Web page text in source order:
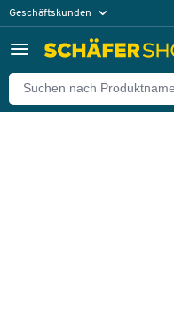
Geschäftskunden
Zurück